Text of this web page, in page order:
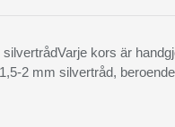
kors är
2 mm silvertråd,